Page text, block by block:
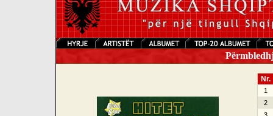
Nr.
1
2